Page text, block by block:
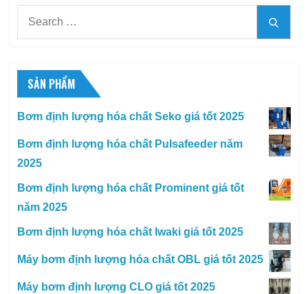
SẢN PHẨM
Bơm định lượng hóa chất Seko giá tốt 2025
Bơm định lượng hóa chất Pulsafeeder năm
2025
Bơm định lượng hóa chất Prominent giá tốt
năm 2025
Bơm định lượng hóa chất Iwaki giá tốt 2025
Máy bơm định lượng hóa chất OBL giá tốt 2025
Máy bơm định lượng CLO giá tốt 2025